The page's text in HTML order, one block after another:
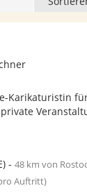
Karikaturistin
- 48 km von
Auftritt)